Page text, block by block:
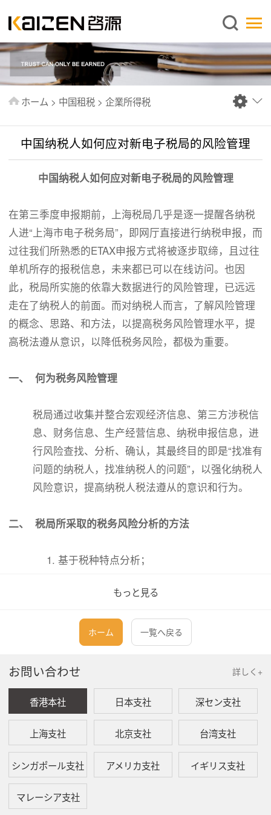
日本語
企業情報
事業内容
ニュース
出版物
よくあるご質問
お問い合わせ
ホーム > 中国租税 > 企業所得税
中国纳税人如何应对新电子税局的风险管理
中国纳税人如何应对新电子税局的风险管理
在第三季度申报期前，上海税局几乎是逐一提醒各纳税
人进“上海市电子税务局”，即网厅直接进行纳税申报，而
过往我们所熟悉的ETAX申报方式将被逐步取缔，且过往
单机所存的报税信息，未来都已可以在线访问。也因
此，税局所实施的依靠大数据进行的风险管理，已远远
走在了纳税人的前面。而对纳税人而言，了解风险管理
的概念、思路、和方法，以提高税务风险管理水平，提
高税法遵从意识，以降低税务风险，都极为重要。
一、 何为税务风险管理
税局通过收集并整合宏观经济信息、第三方涉税信
息、财务信息、生产经营信息、纳税申报信息，进
行风险查找、分析、确认，其最终目的即是“找准有
问题的纳税人，找准纳税人的问题”，以强化纳税人
风险意识，提高纳税人税法遵从的意识和行为。
二、 税局所采取的税务风险分析的方法
基于税种特点分析；
基于业务流程分析；
纳税人的分类分级
根据《关于印发<纳税人分类分级管理办法>的通
知》（税总发【2016】99号）文的规定：
企业纳税人如何分类分级管理？
企业纳税人按规模分为大企业、重点税源企
业和一般税源企业。大企业专指税务总局确
もっと見る
ホーム 一覧へ戻る
詳しく+
お問い合わせ
香港本社 日本支社 深セン支社
上海支社 北京支社 台湾支社
シンガポール支社 アメリカ支社 イギリス支社
マレーシア支社